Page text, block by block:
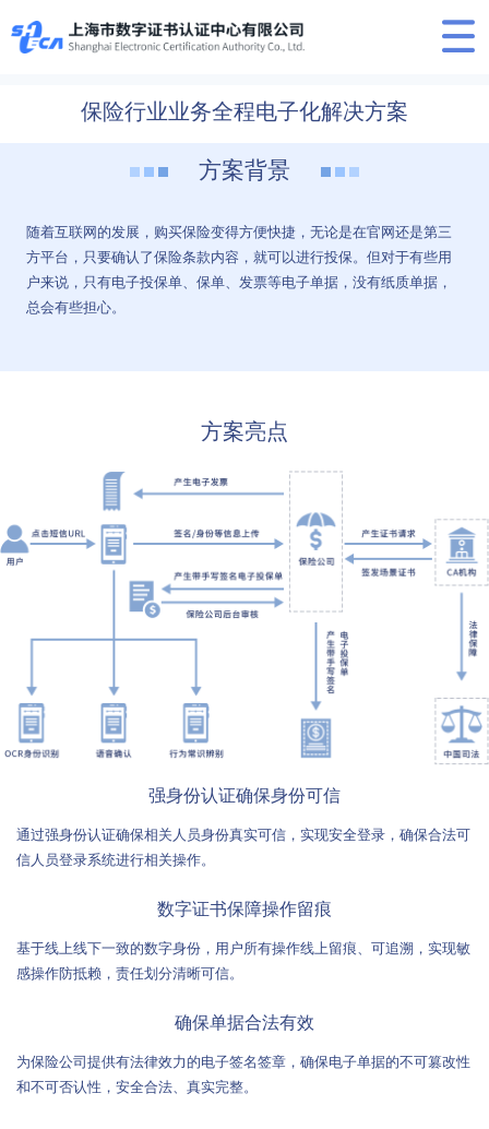
保险行业业务全程电子化解决方案
方案背景
随着互联网的发展，购买保险变得方便快捷，无论是在官网还是第三
方平台，只要确认了保险条款内容，就可以进行投保。但对于有些用
户来说，只有电子投保单、保单、发票等电子单据，没有纸质单据，
总会有些担心。
方案亮点
强身份认证确保身份可信
通过强身份认证确保相关人员身份真实可信，实现安全登录，确保合法可
信人员登录系统进行相关操作。
数字证书保障操作留痕
基于线上线下一致的数字身份，用户所有操作线上留痕、可追溯，实现敏
感操作防抵赖，责任划分清晰可信。
确保单据合法有效
为保险公司提供有法律效力的电子签名签章，确保电子单据的不可篡改性
和不可否认性，安全合法、真实完整。